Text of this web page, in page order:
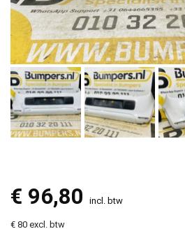
€ 96,80 incl. btw
€ 80 excl. btw